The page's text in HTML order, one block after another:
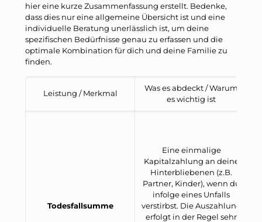
hier eine kurze Zusammenfassung erstellt. Bedenke,
dass dies nur eine allgemeine Übersicht ist und eine
individuelle Beratung unerlässlich ist, um deine
spezifischen Bedürfnisse genau zu erfassen und die
optimale Kombination für dich und deine Familie zu
finden.
Leistung / Merkmal
Was es abdeckt / Warum
es wichtig ist
Todesfallsumme
Eine einmalige
Kapitalzahlung an deine
Hinterbliebenen (z.B.
Partner, Kinder), wenn du
infolge eines Unfalls
verstirbst. Die Auszahlung
erfolgt in der Regel sehr